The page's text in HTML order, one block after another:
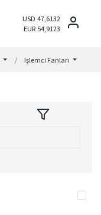
USD 47,6132
EUR 54,9123
Işlemci Fanları